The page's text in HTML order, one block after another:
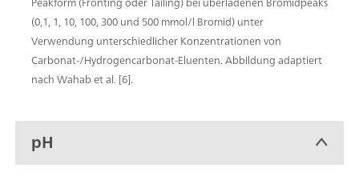
(0,1, 1, 10, 100, 300 und 500 mmol/l Bromid) unter
Verwendung unterschiedlicher Konzentrationen von
Carbonat-/Hydrogencarbonat-Eluenten. Abbildung adaptiert
nach Wahab et al. [6].
pH